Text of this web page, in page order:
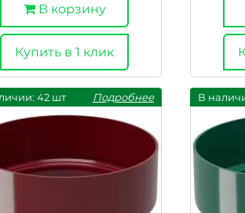
В корзину
Купить в 1 клик
42 шт Подробнее В